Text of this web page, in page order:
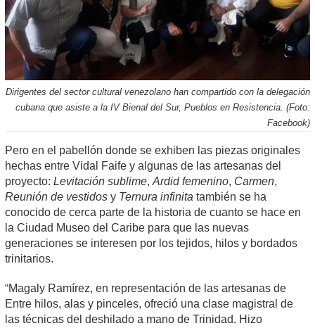
Dirigentes del sector cultural venezolano han compartido con la delegación
cubana que asiste a la IV Bienal del Sur, Pueblos en Resistencia. (Foto:
Facebook)
Pero en el pabellón donde se exhiben las piezas originales
hechas entre Vidal Faife y algunas de las artesanas del
proyecto:Levitación sublime,Ardid femenino, Carmen,
Reunión de vestidos y Ternura infinita también se ha
conocido de cerca parte de la historia de cuanto se hace en
la Ciudad Museo del Caribe para que las nuevas
generaciones se interesen por los tejidos, hilos y bordados
trinitarios.
“Magaly Ramírez, en representación de las artesanas de
Entre hilos, alas y pinceles, ofreció una clase magistral de
las técnicas del deshilado a mano de Trinidad. Hizo